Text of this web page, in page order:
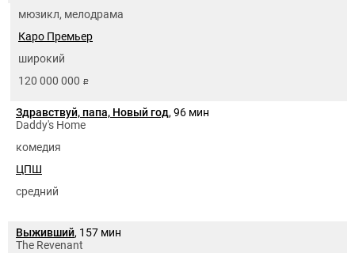
мюзикл, мелодрама
Каро Премьер
широкий
120 000 000 руб.
Здравствуй, папа, Новый год, 96 мин
Daddy's Home
комедия
ЦПШ
средний
Выживший, 157 мин
The Revenant